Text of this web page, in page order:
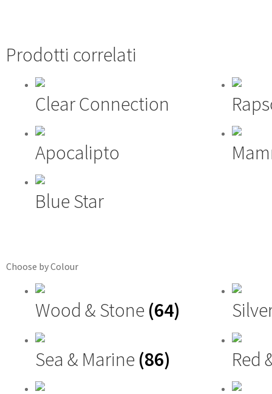
Prodotti correlati
Clear Connection
Apocalipto
Blue Star
Choose by Colour
Wood & Stone (64)
Sea & Marine (86) Red